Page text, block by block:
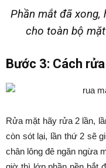
Phần mắt đã xong,
cho toàn bộ
Bước 3: Cách
Rửa mặt hãy rửa 2 lần,
còn sót lại, lần thứ 2 sẽ
chân lông đê ngăn ngừa